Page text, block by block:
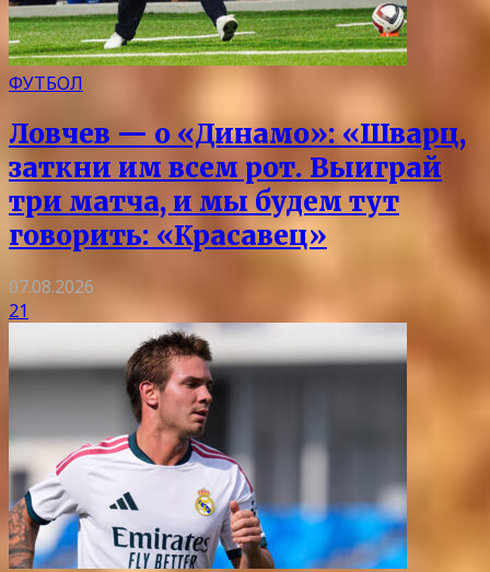
ФУТБОЛ
Ловчев — о «Динамо»: «Шварц,
заткни им всем рот. Выиграй
три матча, и мы будем тут
говорить: «Красавец»
07.08.2026
21